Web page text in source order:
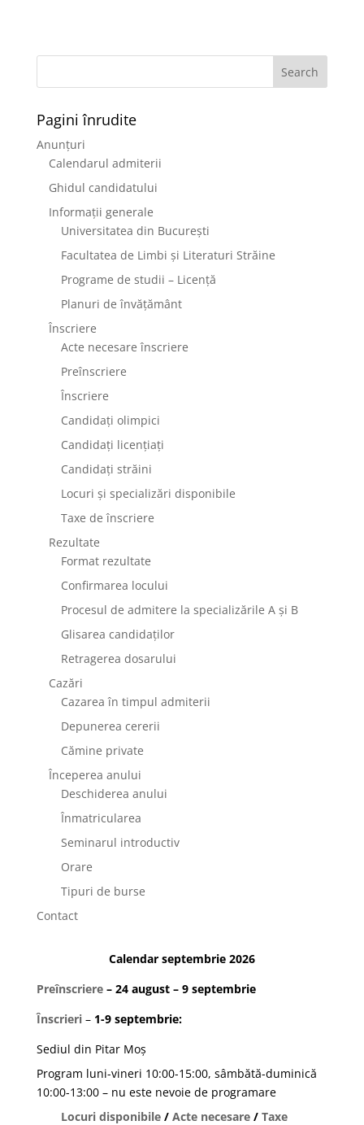
Pagini înrudite
Anunțuri
Calendarul admiterii
Ghidul candidatului
Informații generale
Universitatea din București
Facultatea de Limbi și Literaturi Străine
Programe de studii – Licență
Planuri de învățământ
Înscriere
Acte necesare înscriere
Preînscriere
Înscriere
Candidați olimpici
Candidați licențiați
Candidați străini
Locuri și specializări disponibile
Taxe de înscriere
Rezultate
Format rezultate
Confirmarea locului
Procesul de admitere la specializările A și B
Glisarea candidaților
Retragerea dosarului
Cazări
Cazarea în timpul admiterii
Depunerea cererii
Cămine private
Începerea anului
Deschiderea anului
Înmatricularea
Seminarul introductiv
Orare
Tipuri de burse
Contact
Calendar septembrie 2026
Preînscriere– 24 august – 9 septembrie
Înscrieri – 1-9 septembrie:
Sediul din Pitar Moș
Program luni-vineri 10:00-15:00, sâmbătă-duminică
10:00-13:00 – nu este nevoie de programare
Locuri disponibile/ Acte necesare/ Taxe